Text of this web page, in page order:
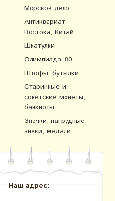
Морское дело
Антиквариат
Востока, Китай
Шкатулки
Олимпиада–80
Штофы, бутылки
Старинные и
советские монеты,
банкноты
Значки, нагрудные
знаки, медали
Наш адрес: